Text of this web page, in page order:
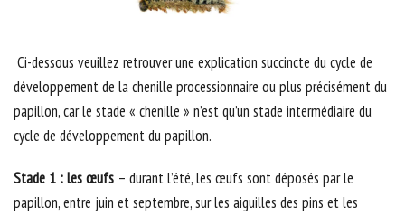
Ci-dessous veuillez retrouver une explication succincte du cycle de
développement de la chenille processionnaire ou plus précisément du
papillon, car le stade « chenille » n’est qu’un stade intermédiaire du
cycle de développement du papillon.
Stade 1 : les œufs – durant l’été, les œufs sont déposés par le
papillon, entre juin et septembre, sur les aiguilles des pins et les